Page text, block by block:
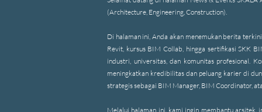
(Architecture, Engineering, Construction).
Di halaman ini, Anda akan menemukan berita
Revit, kursus BIM Collab, hingga sertifikasi SKK
industri, universitas, dan komunitas profesional.
meningkatkan kredibilitas dan peluang karier di
strategis sebagai BIM Manager, BIM Coordinator,
Melalui halaman ini, kami ingin membantu arsitek,